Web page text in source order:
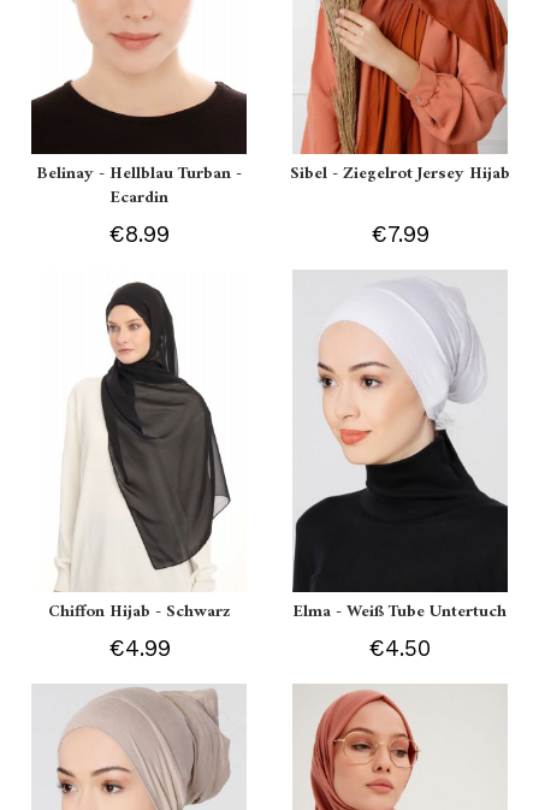
Belinay - Hellblau Turban -
Ecardin
€8.99
Sibel - Ziegelrot Jersey Hijab
€7.99
Chiffon Hijab - Schwarz
€4.99
Elma - Weiß Tube Untertuch
€4.50